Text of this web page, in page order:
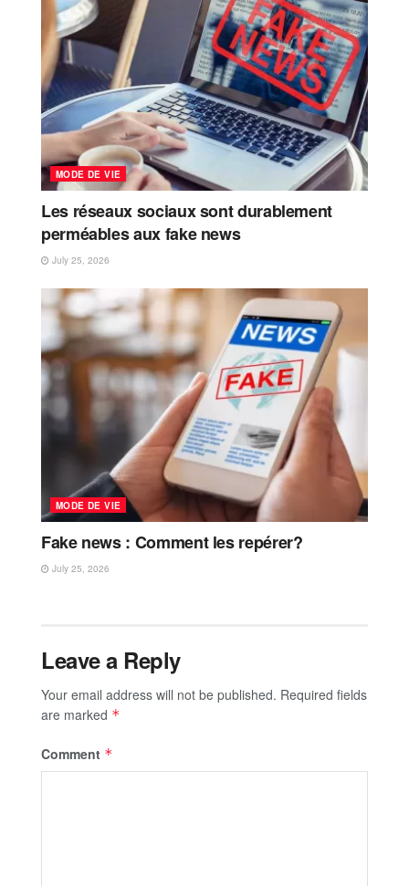
MODE DE VIE
Les réseaux sociaux sont durablement
perméables aux fake news
July 25, 2026
MODE DE VIE
Fake news : Comment les repérer?
July 25, 2026
Leave a Reply
Your email address will not be published. Required fields
are marked *
Comment *